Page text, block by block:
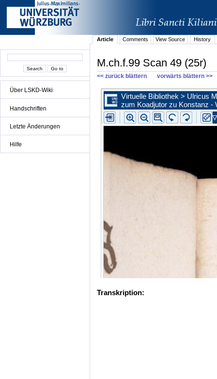
Über LSKD-Wiki
Handschriften
Letzte Änderungen
Hilfe
Article Comments View Source History
M.ch.f.99 Scan 49 (25r)
<< zurück blättern vorwärts blättern >>
Transkription: